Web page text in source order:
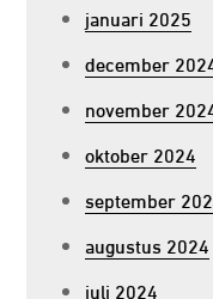
januari 2025
december
november
oktober 2024
september
augustus 2024
juli 2024